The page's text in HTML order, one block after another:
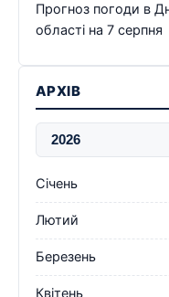
Прогноз погоди в
області на 7 серпня
АРХІВ
Січень
Лютий
Березень
Квітень